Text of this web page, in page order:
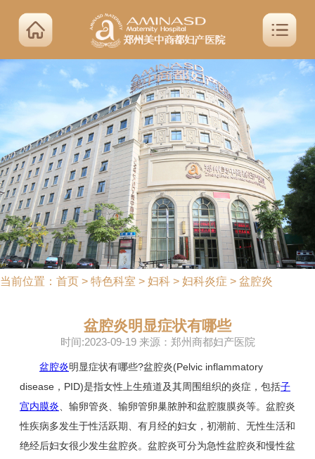
当前位置： 首页 > 特色科室 > 妇科 > 妇科炎症 > 盆腔炎
盆腔炎明显症状有哪些
时间:2023-09-19 来源：郑州商都妇产医院
盆腔炎明显症状有哪些?盆腔炎(Pelvic inflammatory
disease，PID)是指女性上生殖道及其周围组织的炎症，包括子
宫内膜炎、输卵管炎、输卵管卵巢脓肿和盆腔腹膜炎等。盆腔炎
性疾病多发生于性活跃期、有月经的妇女，初潮前、无性生活和
绝经后妇女很少发生盆腔炎。盆腔炎可分为急性盆腔炎和慢性盆